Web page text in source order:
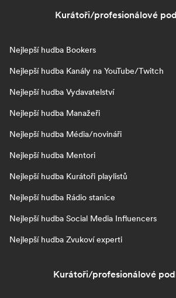
Kurátoři/profesionálové
Nejlepší hudba Bookers
Nejlepší hudba Kanály na YouTube/Twitch
Nejlepší hudba Vydavatelství
Nejlepší hudba Manažeři
Nejlepší hudba Média/novináři
Nejlepší hudba Mentori
Nejlepší hudba Kurátoři playlistů
Nejlepší hudba Rádio stanice
Nejlepší hudba Social Media Influencers
Nejlepší hudba Zvukoví experti
Kurátoři/profesionálové